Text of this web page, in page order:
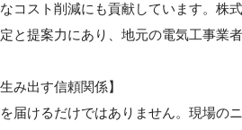
コスト削減にも貢献しています。株
と提案力にあり、地元の電気工事業
み出す信頼関係】
届けるだけではありません。現場の